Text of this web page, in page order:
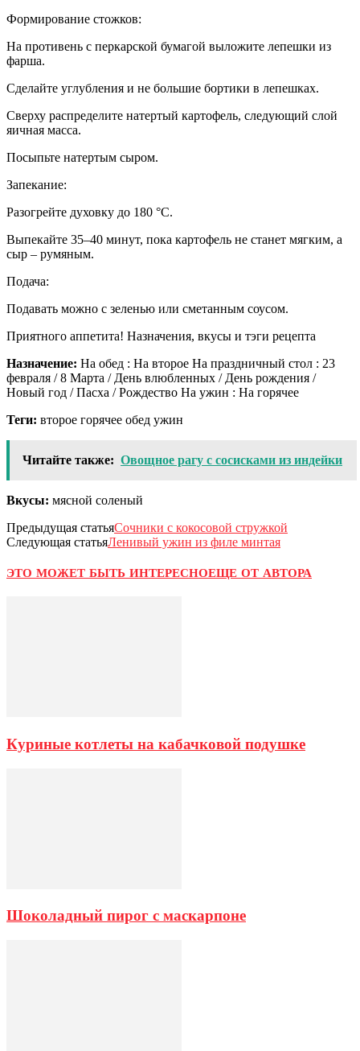
Формирование стожков:
На противень с перкарской бумагой выложите лепешки из
фарша.
Сделайте углубления и не большие бортики в лепешках.
Сверху распределите натертый картофель, следующий слой
яичная масса.
Посыпьте натертым сыром.
Запекание:
Разогрейте духовку до 180 °C.
Выпекайте 35–40 минут, пока картофель не станет мягким, а
сыр – румяным.
Подача:
Подавать можно с зеленью или сметанным соусом.
Приятного аппетита! Назначения, вкусы и тэги рецепта
Назначение: На обед : На второе На праздничный стол : 23
февраля / 8 Марта / День влюбленных / День рождения /
Новый год / Пасха / Рождество На ужин : На горячее
Теги: второе горячее обед ужин
Читайте также: Овощное рагу с сосисками из индейки
Вкусы: мясной соленый
Предыдущая статьяСочники с кокосовой стружкой
Следующая статьяЛенивый ужин из филе минтая
ЭТО МОЖЕТ БЫТЬ ИНТЕРЕСНОЕЩЕ ОТ АВТОРА
Куриные котлеты на кабачковой подушке
Шоколадный пирог с маскарпоне